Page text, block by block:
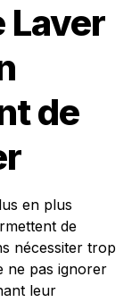
Laver
de
en plus
de
nécessiter trop
ne pas ignorer
leur